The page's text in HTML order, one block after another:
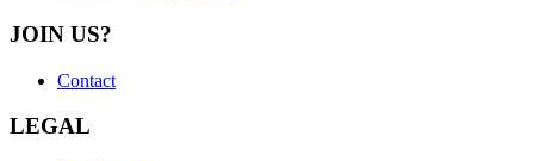
JOIN US?
Contact
LEGAL